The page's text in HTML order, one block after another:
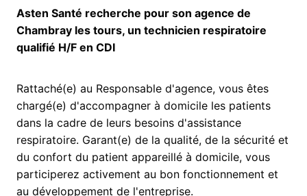
Asten Santé recherche pour son agence de
Chambray les tours, un technicien respiratoire
qualifié H/F en CDI
Rattaché(e) au Responsable d'agence, vous êtes
chargé(e) d'accompagner à domicile les patients
dans la cadre de leurs besoins d'assistance
respiratoire. Garant(e) de la qualité, de la sécurité et
du confort du patient appareillé à domicile, vous
participerez activement au bon fonctionnement et
au développement de l'entreprise.